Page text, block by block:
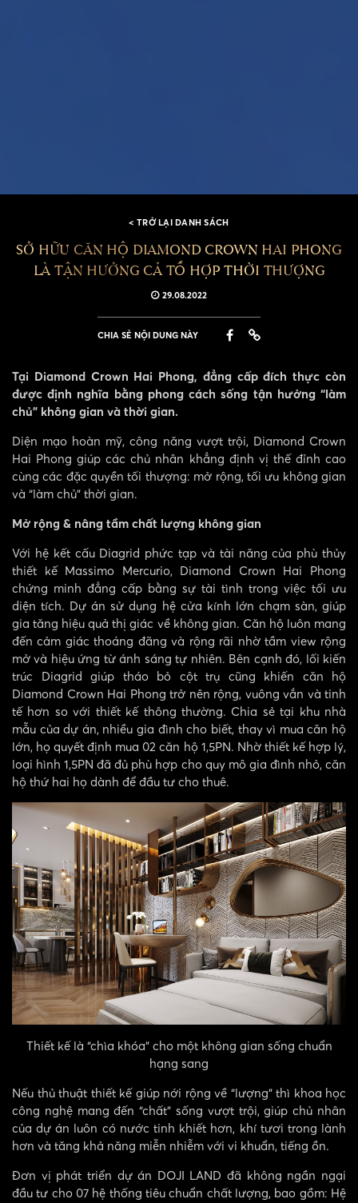
< TRỞ LẠI DANH SÁCH
SỞ HỮU CĂN HỘ DIAMOND CROWN HAI PHONG
LÀ TẬN HƯỞNG CẢ TỔ HỢP THỜI THƯỢNG
29.08.2022
CHIA SẺ NỘI DUNG NÀY
Tại Diamond Crown Hai Phong, đẳng cấp đích thực còn
được định nghĩa bằng phong cách sống tận hưởng “làm
chủ” không gian và thời gian.
Diện mạo hoàn mỹ, công năng vượt trội, Diamond Crown
Hai Phong giúp các chủ nhân khẳng định vị thế đỉnh cao
cùng các đặc quyền tối thượng: mở rộng, tối ưu không gian
và “làm chủ” thời gian.
Mở rộng & nâng tầm chất lượng không gian
Với hệ kết cấu Diagrid phức tạp và tài năng của phù thủy
thiết kế Massimo Mercurio, Diamond Crown Hai Phong
chứng minh đẳng cấp bằng sự tài tình trong việc tối ưu
diện tích. Dự án sử dụng hệ cửa kính lớn chạm sàn, giúp
gia tăng hiệu quả thị giác về không gian. Căn hộ luôn mang
đến cảm giác thoáng đãng và rộng rãi nhờ tầm view rộng
mở và hiệu ứng từ ánh sáng tự nhiên. Bên cạnh đó, lối kiến
trúc Diagrid giúp tháo bỏ cột trụ cũng khiến căn hộ
Diamond Crown Hai Phong trở nên rộng, vuông vắn và tinh
tế hơn so với thiết kế thông thường. Chia sẻ tại khu nhà
mẫu của dự án, nhiều gia đình cho biết, thay vì mua căn hộ
lớn, họ quyết định mua 02 căn hộ 1,5PN. Nhờ thiết kế hợp lý,
loại hình 1,5PN đã đủ phù hợp cho quy mô gia đình nhỏ, căn
hộ thứ hai họ dành để đầu tư cho thuê.
Thiết kế là “chìa khóa” cho một không gian sống chuẩn
hạng sang
Nếu thủ thuật thiết kế giúp nới rộng về “lượng” thì khoa học
công nghệ mang đến “chất” sống vượt trội, giúp chủ nhân
của dự án luôn có nước tinh khiết hơn, khí tươi trong lành
hơn và tăng khả năng miễn nhiễm với vi khuẩn, tiếng ồn.
Đơn vị phát triển dự án DOJI LAND đã không ngần ngại
đầu tư cho 07 hệ thống tiêu chuẩn chất lượng, bao gồm: Hệ